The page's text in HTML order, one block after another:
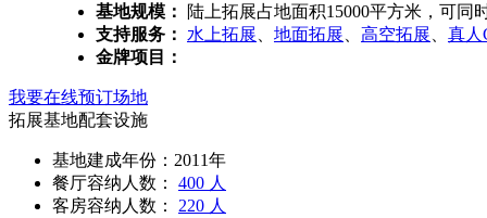
基地规模：
陆上拓展占地面积15000平方米，可同
支持服务：
水上拓展 地面拓展 高空拓展
真人
金牌项目：
我要在线预订场地
拓展基地配套设施
基地建成年份：2011年
餐厅容纳人数： 400 人
客房容纳人数： 220 人